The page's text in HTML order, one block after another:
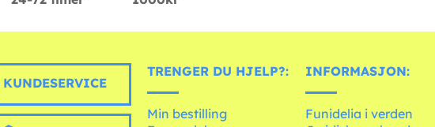
KUNDESERVICE
TRENGER DU HJELP?:
Min bestilling
INFORMASJON:
Funidelia i verden